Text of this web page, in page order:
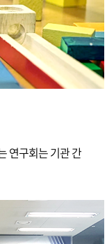
연구회는 기관 간